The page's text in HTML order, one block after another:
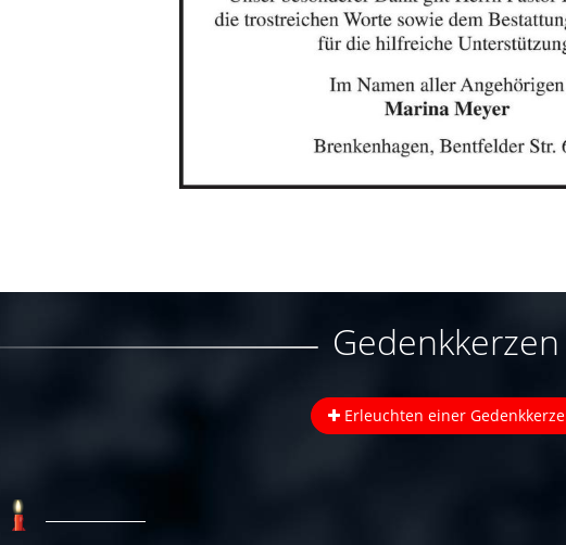
Gedenkkerzen
Erleuchten einer Gedenkkerze